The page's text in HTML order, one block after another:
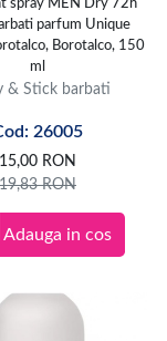
spray MEN Dry 72h
parfum Unique
Borotalco, 150
ml
& Stick barbati
26005
15,00 RON
19,83RON
Adauga in cos